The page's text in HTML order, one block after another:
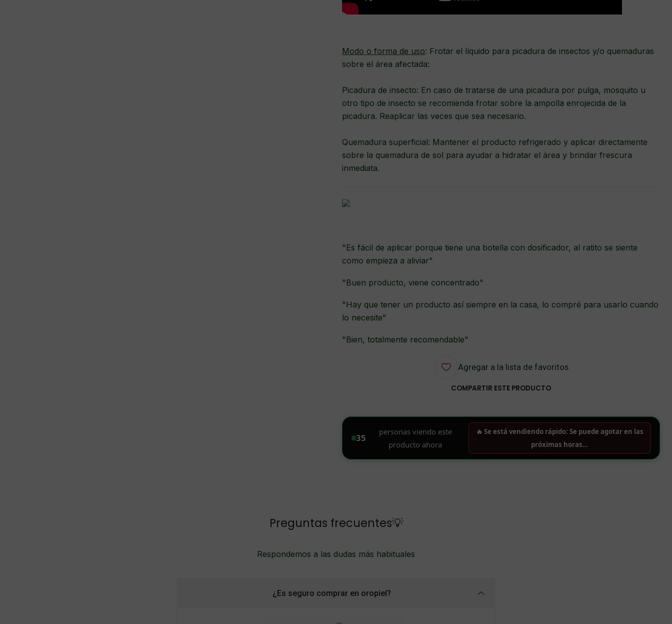
Modo o forma de uso: Frotar el líquido para picadura de insectos y/o quemaduras
sobre el área afectada:
Picadura de insecto: En caso de tratarse de una picadura por pulga, mosquito u
otro tipo de insecto se recomienda frotar sobre la ampolla enrojecida de la
picadura. Reaplicar las veces que sea necesario.
Quemadura superficial: Mantener el producto refrigerado y aplicar directamente
sobre la quemadura de sol para ayudar a hidratar el área y brindar frescura
inmediata.
"Es fácil de aplicar porque tiene una botella con dosificador, al ratito se siente
como empieza a aliviar"
"Buen producto, viene concentrado"
"Hay que tener un producto así siempre en la casa, lo compré para usarlo cuando
lo necesite"
"Bien, totalmente recomendable"
Agregar a la lista de favoritos
COMPARTIR ESTE PRODUCTO
Preguntas frecuentes💡
Respondemos a las dudas más habituales
¿Es seguro comprar en oropiel?